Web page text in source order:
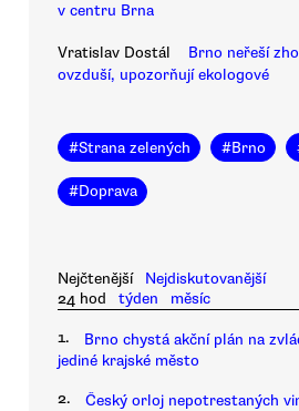
v centru Brna
Vratislav Dostál
Brno neřeší
ovzduší, upozorňují ekologové
#Strana zelených #Brno
#Doprava
Nejčtenější
Nejdiskutovanější
24 hod
týden měsíc
1.
Brno chystá akční plán na
jediné krajské město
2.
Český orloj nepotrestaných